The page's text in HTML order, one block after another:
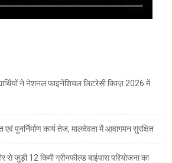
ने नेशनल फाइनेंशियल लिटरेसी क्विज़ 2026 में
एवं पुनर्निर्माण कार्य तेज, मालदेवता में आवागमन सुरक्षित
से जुड़ी 12 किमी ग्रीनफील्ड बाईपास परियोजना का